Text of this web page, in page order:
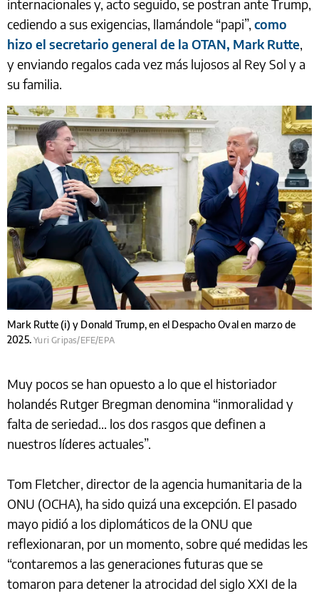
menos decisivo se percibe. Las normas se invocan con
mayor frecuencia e intensidad, incluso cuando su
capacidad para resolver disputas o prevenir la violencia
parece debilitarse. Lo que antes prometía orden se lee
cada vez más como una actuación”.
La contradicción llega al extremo cuando los líderes
occidentales invocan las resoluciones del Consejo de
Seguridad de la ONU o de los tribunales
internacionales y, acto seguido, se postran ante Trump,
cediendo a sus exigencias, llamándole “papi”,como
hizo el secretario general de la OTAN, Mark Rutte,
y enviando regalos cada vez más lujosos al Rey Sol y a
su familia.
Mark Rutte (i) y Donald Trump, en el Despacho Oval en marzo de
2025.Yuri Gripas/EFE/EPA
Muy pocos se han opuesto a lo que el historiador
holandés Rutger Bregman denomina “inmoralidad y